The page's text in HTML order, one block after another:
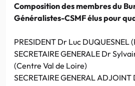
Composition des membres du
Généralistes-CSMF élus pour
PRESIDENT Dr Luc DUQUESNEL
SECRETAIRE GENERALE Dr
(Centre Val de Loire)
SECRETAIRE GENERAL